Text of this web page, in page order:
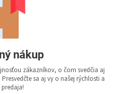
nákup
zákazníkov, o čom svedčia aj
sa aj vy o našej rýchlosti a